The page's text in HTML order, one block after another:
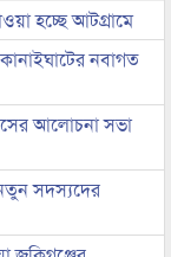
হচ্ছে আটগ্রামে
নবাগত
আলোচনা সভা
সদস্যদের